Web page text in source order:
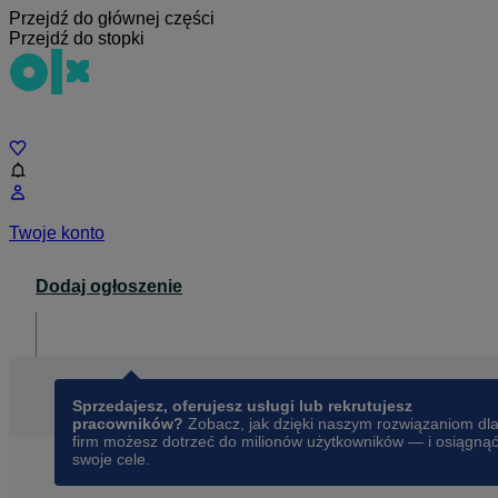
Przejdź do głównej części
Przejdź do stopki
Twoje konto
Dodaj ogłoszenie
Sprzedajesz, oferujesz usługi lub rekrutujesz
pracowników? Zobacz, jak dzięki naszym rozwiązaniom dla
firm możesz dotrzeć do milionów użytkowników — i osiągnąć
swoje cele.